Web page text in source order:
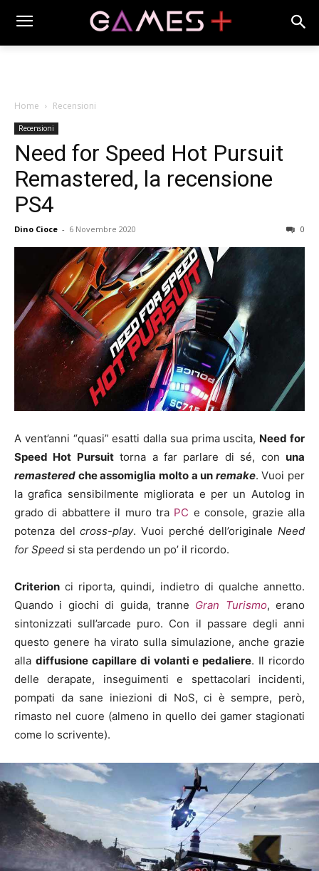
Home Recensioni
Recensioni
Need for Speed Hot Pursuit
Remastered, la recensione
PS4
Dino Cioce - 6 Novembre 2020 0
A vent’anni “quasi” esatti dalla sua prima uscita, Need for
Speed Hot Pursuittorna a far parlare di sé, conuna
remastered che assomiglia molto a un remake. Vuoi per
la grafica sensibilmente migliorata e per un Autolog in
grado di abbattere il muro tra PC e console, grazie alla
potenza delcross-play. Vuoi perché dell’originaleNeed
for Speed si sta perdendo un po’ il ricordo.
Criterion ci riporta, quindi, indietro di qualche annetto.
Quando i giochi di guida, tranne Gran Turismo, erano
sintonizzati sull’arcade puro. Con il passare degli anni
questo genere ha virato sulla simulazione, anche grazie
alla diffusione capillare di volanti e pedaliere. Il ricordo
delle derapate, inseguimenti e spettacolari incidenti,
pompati da sane iniezioni di NoS, ci è sempre, però,
rimasto nel cuore (almeno in quello dei gamer stagionati
come lo scrivente).